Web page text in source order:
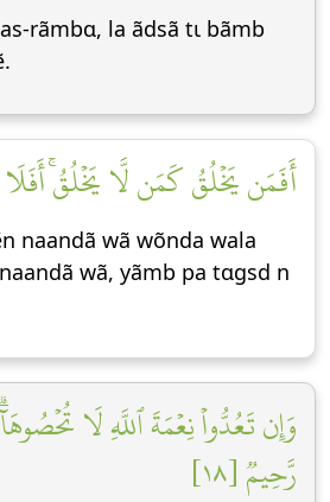
rãmbɑ, la ãdsã tɩ bãmb
أَفَمَن يَخۡلُقُ كَمَن لَّا يَخۡلُقُۚ أَفَلَا
naandã wã wõnda wala
wã, yãmb pa tɑgsd n
وَإِن تَعُدُّواْ نِعۡمَةَ ٱللَّهِ لَا
رَّحِيمٞ [١٨]